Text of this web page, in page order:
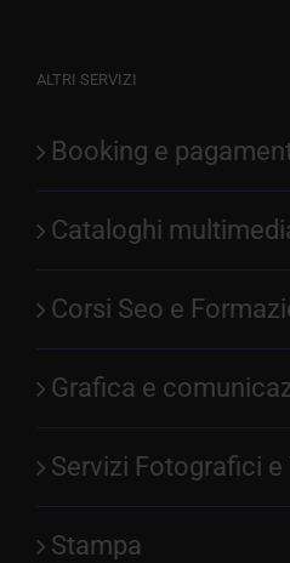
ALTRI SERVIZI
Booking e
Cataloghi
Corsi Seo e
Grafica e
Servizi Fotografici e
Stampa